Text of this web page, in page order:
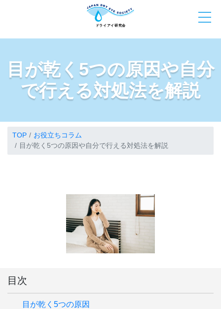
目が乾く5つの原因や自分
で行える対処法を解説
TOP
お役立ちコラム
目が乾く5つの原因や自分で行える対処法を解説
目次
目が乾く5つの原因